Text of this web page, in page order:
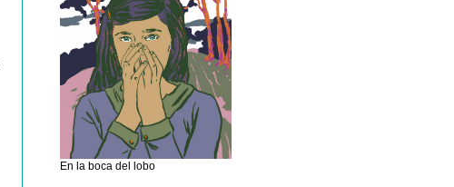
En la boca del lobo